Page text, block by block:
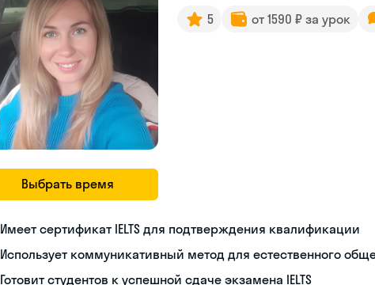
Выбрать время
5 от 1590 ₽ за урок
Имеет сертификат IELTS для подтверждения квалификации
Использует коммуникативный метод для естественного
Готовит студентов к успешной сдаче экзамена IELTS